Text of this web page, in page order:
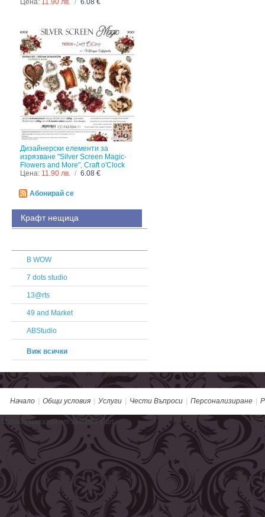
Цена: 11.90 лв. / 6.08 €
Дизайнерски елементи за
изрязване "Silver Screen Magic-
Flowers and More", Craft o'Clock
Цена: 11.90 лв. / 6.08 €
Абонирай се
Крафт нещица
B WOW
7 dots studio
13@rts
49 and Market
ABStudio
Виж всички
Начало Общи условия Услуги Чести Въпроси Персонализиране
Онлайн магазин от Summer Cart